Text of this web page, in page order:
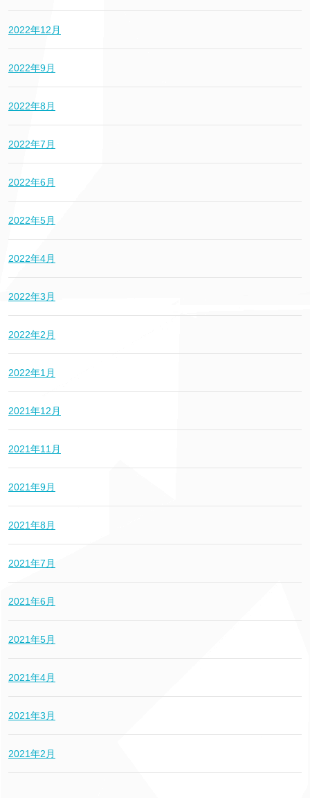
2022年12月
2022年9月
2022年8月
2022年7月
2022年6月
2022年5月
2022年4月
2022年3月
2022年2月
2022年1月
2021年12月
2021年11月
2021年9月
2021年8月
2021年7月
2021年6月
2021年5月
2021年4月
2021年3月
2021年2月